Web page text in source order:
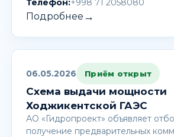
Телефон:+998 71 2058080
Подробнее →
06.05.2026 Приём открыт
Схема выдачи мощности
Ходжикентской ГАЭС
АО «Гидропроект» объявляет
получение предварительных